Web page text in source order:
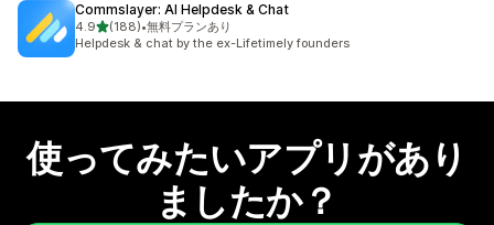
Commslayer: AI Helpdesk & Chat
4.95つ星中
(188)
合計レビュー数：188件
•無料プランあり
Helpdesk & chat by the ex-Lifetimely founders
使ってみたいアプリがあり
ましたか？